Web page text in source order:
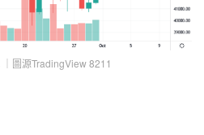
圖源TradingView 8211